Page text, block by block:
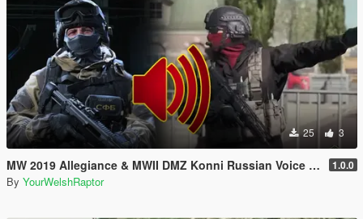
25 3
MW 2019 Allegiance & MWII DMZ Konni Russian Voice Groups for Peds 1.0.0
By YourWelshRaptor